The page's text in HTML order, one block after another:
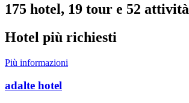
175 hotel, 19 tour e 52 attività
Hotel più richiesti
Più informazioni
adalte hotel